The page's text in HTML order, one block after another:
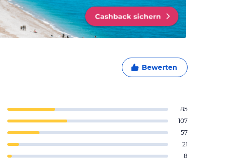
Bewerten
85
107
57
21
8